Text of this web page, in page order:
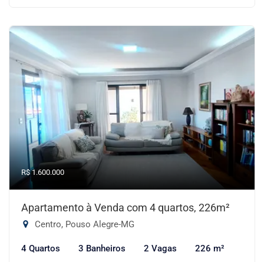
R$ 1.600.000
Apartamento à Venda com 4 quartos, 226m²
Centro, Pouso Alegre-MG
4 Quartos 3 Banheiros 2 Vagas 226 m²